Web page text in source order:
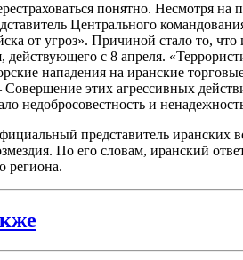
понятно. Несмотря
Центрального
от угроз». Причиной стало то,
действующего с 8 апреля.
нападения на иранские
Совершение этих агрессивных
недобросовестность и
представитель иранских
По его словам, иранский
региона.